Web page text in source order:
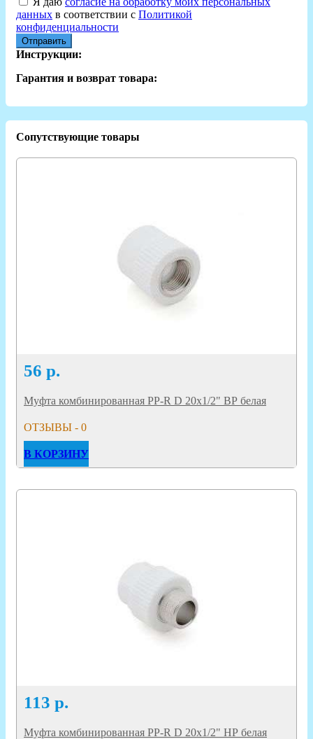
данных в соответствии с Политикой
конфиденциальности
Отправить
Инструкции:
Гарантия и возврат товара:
Сопутствующие товары
56 р.
Муфта комбинированная PP-R D 20х1/2" ВР белая
ОТЗЫВЫ - 0
В КОРЗИНУ
113 р.
Муфта комбинированная PP-R D 20х1/2" НР белая